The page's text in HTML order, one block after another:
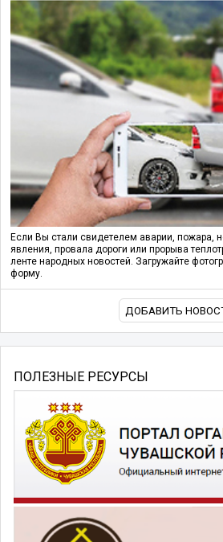
Если Вы стали свидетелем аварии, пожара,
явления, провала дороги или прорыва
ленте народных новостей. Загружайте
форму.
ДОБАВИТЬ
ПОЛЕЗНЫЕ РЕСУРСЫ